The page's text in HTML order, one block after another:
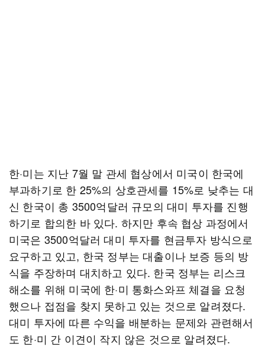
한·미는 지난 7월 말 관세 협상에서 미국이 한국에
부과하기로 한 25%의 상호관세를 15%로 낮추는 대
신 한국이 총 3500억달러 규모의 대미 투자를 진행
하기로 합의한 바 있다. 하지만 후속 협상 과정에서
미국은 3500억달러 대미 투자를 현금투자 방식으로
요구하고 있고, 한국 정부는 대출이나 보증 등의 방
식을 주장하며 대치하고 있다. 한국 정부는 리스크
해소를 위해 미국에 한·미 통화스와프 체결을 요청
했으나 접점을 찾지 못하고 있는 것으로 알려졌다.
대미 투자에 따른 수익을 배분하는 문제와 관련해서
도 한·미 간 이견이 작지 않은 것으로 알려졌다.